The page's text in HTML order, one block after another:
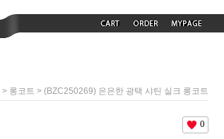
> 롱코트 > (BZC250269) 은은한 광택 샤틴 실크 롱코트
0